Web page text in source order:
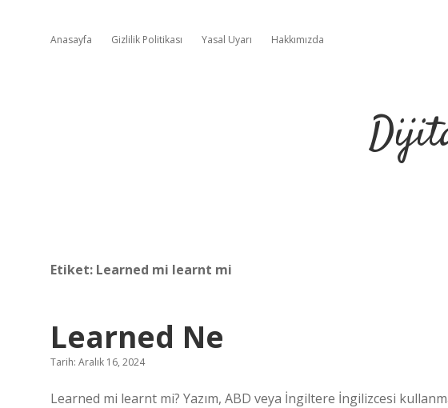
Anasayfa Gizlilik Politikası Yasal Uyarı Hakkımızda
Etiket: Learned mi learnt mi
Learned Ne
Tarih: Aralık 16, 2024
Learned mi learnt mi? Yazım, ABD veya İngiltere İngilizcesi